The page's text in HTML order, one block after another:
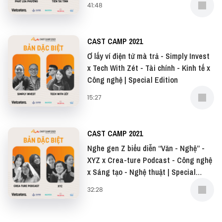
41:48
CAST CAMP 2021
Ơ lấy ví điện tử mà trả - Simply Invest
x Tech With Zét - Tài chính - Kinh tế x
Công nghệ | Special Edition
15:27
CAST CAMP 2021
Nghe gen Z biểu diễn “Văn - Nghệ” -
XYZ x Crea-ture Podcast - Công nghệ
x Sáng tạo - Nghệ thuật | Special
32:28